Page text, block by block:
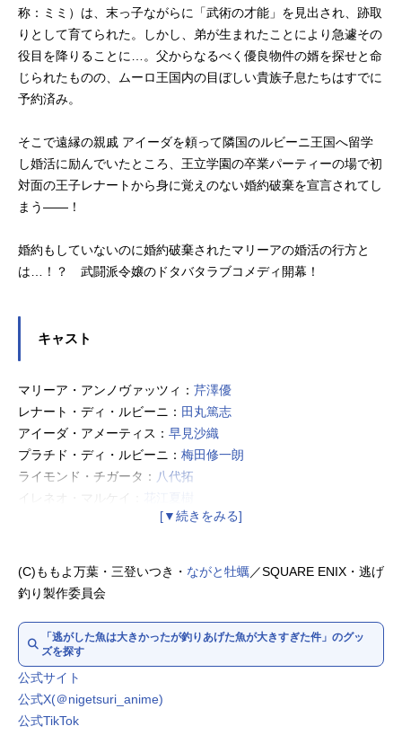
称：ミミ）は、末っ子ながらに「武術の才能」を見出され、跡取
りとして育てられた。しかし、弟が生まれたことにより急遽その
役目を降りることに…。父からなるべく優良物件の婿を探せと命
じられたものの、ムーロ王国内の目ぼしい貴族子息たちはすでに
予約済み。
そこで遠縁の親戚 アイーダを頼って隣国のルビーニ王国へ留学
し婚活に励んでいたところ、王立学園の卒業パーティーの場で初
対面の王子レナートから身に覚えのない婚約破棄を宣言されてし
まう――！
婚約もしていないのに婚約破棄されたマリーアの婚活の行方と
は…！？ 武闘派令嬢のドタバタラブコメディ開幕！
キャスト
マリーア・アンノヴァッツィ： 芹澤優
レナート・ディ・ルビーニ： 田丸篤志
アイーダ・アメーティス： 早見沙織
プラチド・ディ・ルビーニ： 梅田修一朗
ライモンド・チガータ： 八代拓
イレネオ・マルケイ：
エレオノラ・カシャーリ：前田佳織里
ミミ父： 稲田徹
ルビーニ王妃：
マッキオ：駒田航
テオドリーコ・アンノヴァッツィ：
ザイラ：花澤香菜
(C)ももよ万葉・三登いつき・ ながと牡蠣／SQUARE ENIX・逃げ
釣り製作委員会
「逃がした魚は大きかったが釣りあげた魚が大きすぎた件」のグッ
ズを探す
公式サイト
公式X(＠nigetsuri_anime)
公式TikTok